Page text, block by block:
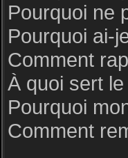
Pourquoi ne
Pourquoi ai-
Comment
À quoi sert
Pourquoi
Comment